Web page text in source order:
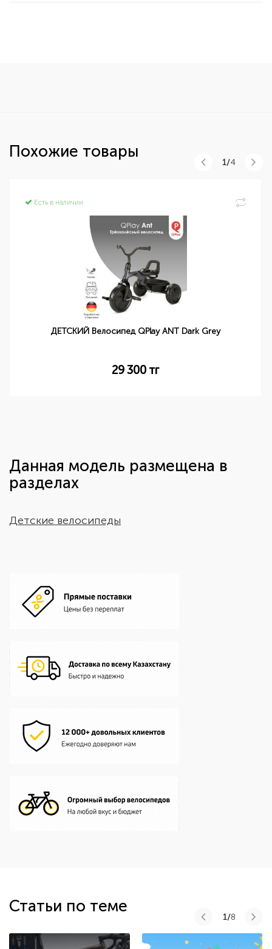
Похожие товары
Есть в наличии
ДЕТСКИЙ Велосипед QPlay ANT Dark Grey
29 300 тг
1/4
Данная модель размещена в
разделах
Детские велосипеды
Статьи по теме
1/8